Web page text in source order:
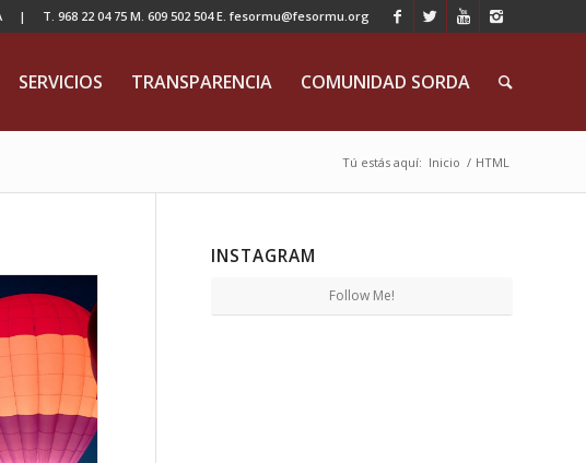
| T. 968 22 04 75 M. 609 502 504 E. fesormu@fesormu.org
SERVICIOS TRANSPARENCIA COMUNIDAD SORDA
Tú estás aquí: Inicio / HTML
INSTAGRAM
Follow Me!